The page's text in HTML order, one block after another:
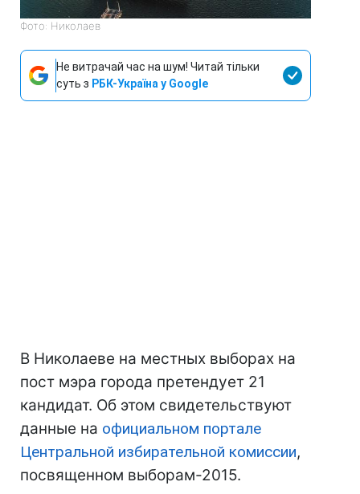
Фото: Николаев
Не витрачай час на шум! Читай тільки
суть з РБК-Україна у Google
В Николаеве на местных выборах на
пост мэра города претендует 21
кандидат. Об этом свидетельствуют
данные на официальном портале
Центральной избирательной комиссии,
посвященном выборам-2015.